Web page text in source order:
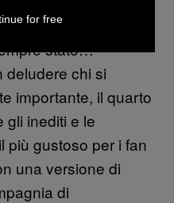
il rapporto di
stato…
deludere chi si
importante, il quarto
gli inediti e le
più gustoso per i fan
una versione di
di
for free